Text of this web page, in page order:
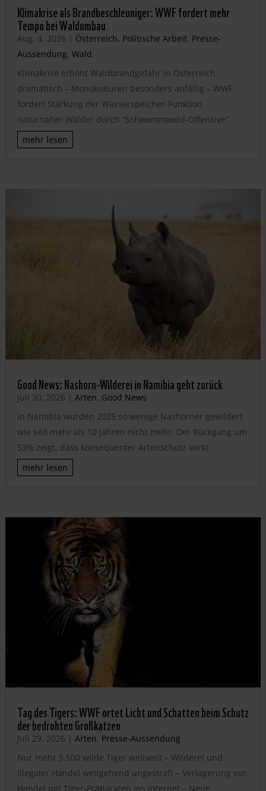
Klimakrise als Brandbeschleuniger: WWF fordert mehr
Tempo bei Waldumbau
Aug. 4, 2026 | Österreich, Politische Arbeit, Presse-
Aussendung, Wald
Klimakrise erhöht Waldbrandgefahr in Österreich
dramatisch – Monokulturen besonders anfällig – WWF
fordert Stärkung der Wasserspeicher-Funktion
naturnaher Wälder durch “Schwammwald-Offensive”
mehr lesen
Good News: Nashorn-Wilderei in Namibia geht zurück
Juli 30, 2026 | Arten, Good News
In Namibia wurden 2025 so wenige Nashörner gewildert
wie seit mehr als 10 Jahren nicht mehr. Der Rückgang um
53% zeigt, dass konsequenter Artenschutz wirkt.
mehr lesen
Tag des Tigers: WWF ortet Licht und Schatten beim Schutz
der bedrohten Großkatzen
Juli 29, 2026 | Arten, Presse-Aussendung
Nur mehr 5.500 wilde Tiger weltweit – Wilderei und
illegaler Handel weitgehend ungestraft – Verlagerung von
Handel mit Tiger-Präparaten ins Internet – Neue